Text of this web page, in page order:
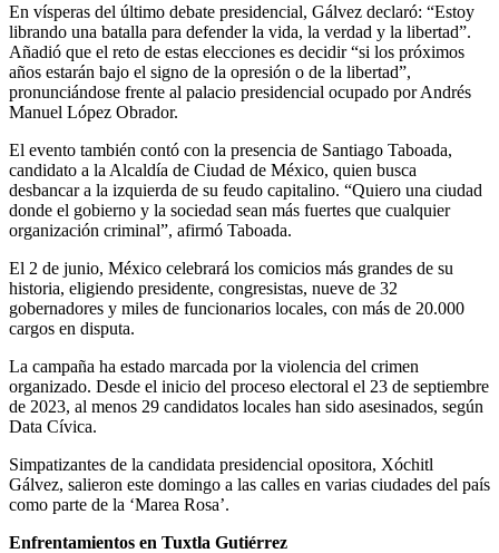
En vísperas del último debate presidencial, Gálvez declaró: “Estoy
librando una batalla para defender la vida, la verdad y la libertad”.
Añadió que el reto de estas elecciones es decidir “si los próximos
años estarán bajo el signo de la opresión o de la libertad”,
pronunciándose frente al palacio presidencial ocupado por Andrés
Manuel López Obrador.
El evento también contó con la presencia de Santiago Taboada,
candidato a la Alcaldía de Ciudad de México, quien busca
desbancar a la izquierda de su feudo capitalino. “Quiero una ciudad
donde el gobierno y la sociedad sean más fuertes que cualquier
organización criminal”, afirmó Taboada.
El 2 de junio, México celebrará los comicios más grandes de su
historia, eligiendo presidente, congresistas, nueve de 32
gobernadores y miles de funcionarios locales, con más de 20.000
cargos en disputa.
La campaña ha estado marcada por la violencia del crimen
organizado. Desde el inicio del proceso electoral el 23 de septiembre
de 2023, al menos 29 candidatos locales han sido asesinados, según
Data Cívica.
Simpatizantes de la candidata presidencial opositora, Xóchitl
Gálvez, salieron este domingo a las calles en varias ciudades del país
como parte de la ‘Marea Rosa’.
Enfrentamientos en Tuxtla Gutiérrez